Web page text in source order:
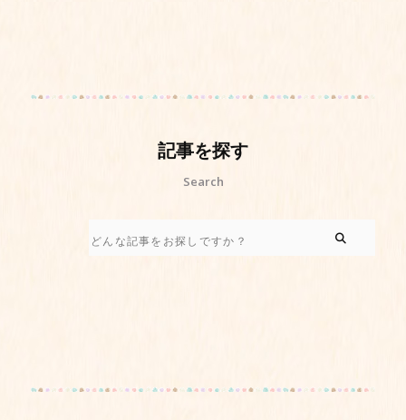
記事を探す
Search